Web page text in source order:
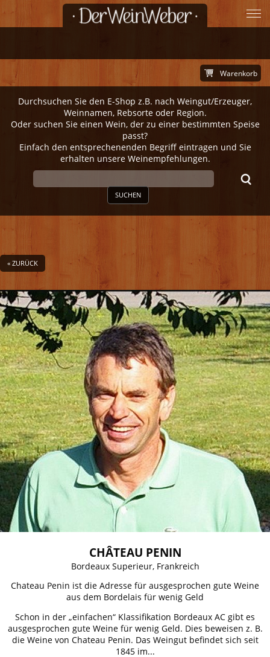
Durchsuchen Sie den E-Shop z.B. nach Weingut/Erzeuger,
Weinnamen, Rebsorte oder Region.
Oder suchen Sie einen Wein, der zu einer bestimmten Speise
passt?
Einfach den entsprechenenden Begriff eintragen und Sie
erhalten unsere Weinempfehlungen.
SUCHEN
Warenkorb
« ZURÜCK
CHÂTEAU PENIN
Bordeaux Superieur, Frankreich
Chateau Penin ist die Adresse für ausgesprochen gute Weine
aus dem Bordelais für wenig Geld
Schon in der „einfachen“ Klassifikation Bordeaux AC gibt es
ausgesprochen gute Weine für wenig Geld. Dies beweisen z. B.
die Weine von Chateau Penin. Das Weingut befindet sich seit
1845 im...